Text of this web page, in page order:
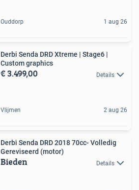
Ouddorp 1 aug 26
Derbi Senda DRD Xtreme | Stage6 |
Custom graphics
€ 3.499,00 Details
Vlijmen 2 aug 26
Derbi Senda DRD 2018 70cc- Volledig
Gereviseerd (motor)
Bieden Details